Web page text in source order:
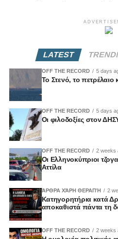
LATEST
OFF THE RECORD 5 days
Το Στενό, το πετρέλαιο
OFF THE RECORD 5 days
Οι φιλοδοξίες στον
OFF THE RECORD 2 weeks
Οι Ελληνοκύπριοι
Αττίλα
ΆΡΘΡΑ ΧΆΡΗ ΘΕΡΑΠΉ 2
Κατηγορητήρια κατά
αποκαθιστά πάντα τη
OFF THE RECORD 2 weeks